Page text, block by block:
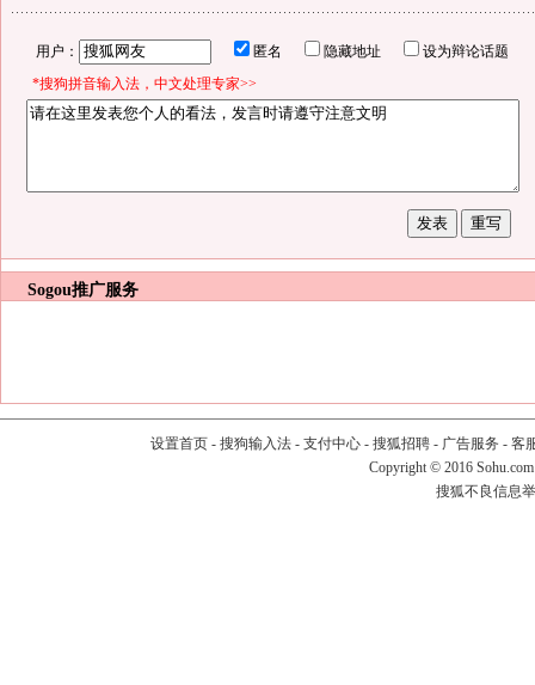
用户： 匿名 隐藏地址
设为辩论话题
*搜狗拼音输入法，中文处理专家>>
Sogou推广服务
设置首页- 搜狗输入法- 支付中心- 搜狐招聘- 广告服务 - 客
Copyright © 2016
搜狐不良信息